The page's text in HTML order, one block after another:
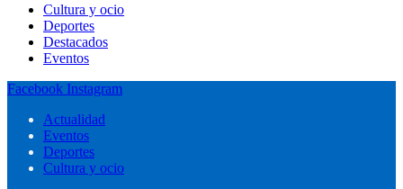
Cultura y ocio
Deportes
Destacados
Eventos
Facebook Instagram
Actualidad
Eventos
Deportes
Cultura y ocio